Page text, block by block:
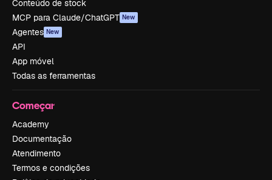
Conteúdo de stock
MCP para Claude/ChatGPT New
Agentes New
API
App móvel
Todas as ferramentas
Começar
Academy
Documentação
Atendimento
Termos e condições